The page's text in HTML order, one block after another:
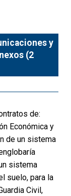
y
(2
de:
Económica y
de un sistema
sistema
suelo, para la
Civil,